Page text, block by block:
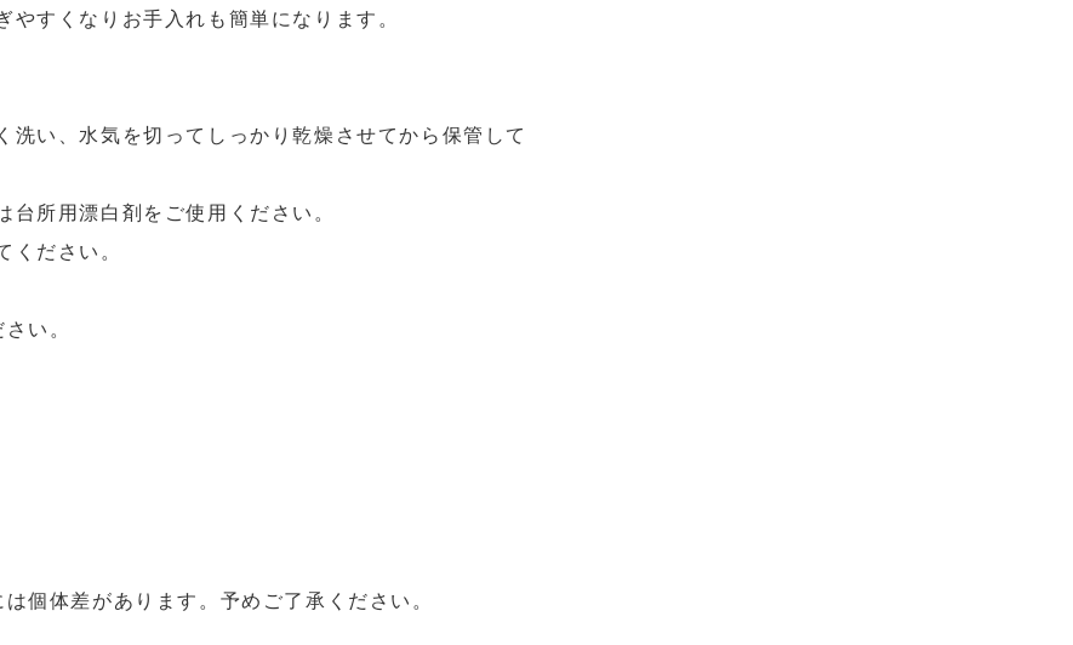
すくなりお手入れも簡単になります。
い、水気を切ってしっかり乾燥させてから保管して
所用漂白剤をご使用ください。
ださい。
い。
個体差があります。予めご了承ください。